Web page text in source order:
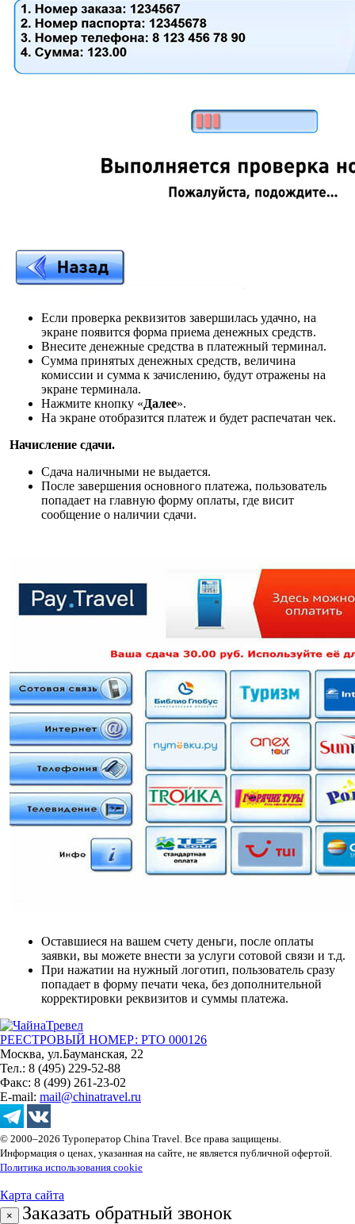
Если проверка реквизитов завершилась удачно, на
экране появится форма приема денежных средств.
Внесите денежные средства в платежный терминал.
Сумма принятых денежных средств, величина
комиссии и сумма к зачислению, будут отражены на
экране терминала.
Нажмите кнопку «Далее».
На экране отобразится платеж и будет распечатан чек.
Начисление сдачи.
Сдача наличными не выдается.
После завершения основного платежа, пользователь
попадает на главную форму оплаты, где висит
сообщение о наличии сдачи.
Оставшиеся на вашем счету деньги, после оплаты
заявки, вы можете внести за услуги сотовой связи и т.д.
При нажатии на нужный логотип, пользователь сразу
попадает в форму печати чека, без дополнительной
корректировки реквизитов и суммы платежа.
РЕЕСТРОВЫЙ НОМЕР: РТО 000126
Москва, ул.Бауманская, 22
Тел.: 8 (495) 229-52-88
Факс: 8 (499) 261-23-02
E-mail: mail@chinatravel.ru
© 2000–2026 Туроператор China Travel. Все права защищены.
Информация о ценах, указанная на сайте, не является публичной офертой.
Политика использования cookie
Карта сайта
× Заказать обратный звонок